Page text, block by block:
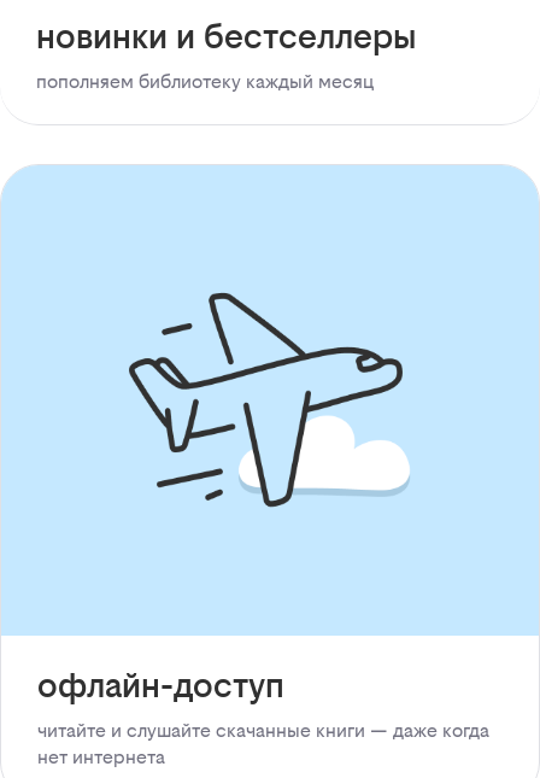
новинки и бестселлеры
пополняем библиотеку каждый месяц
офлайн-доступ
читайте и слушайте скачанные книги — даже когда
нет интернета